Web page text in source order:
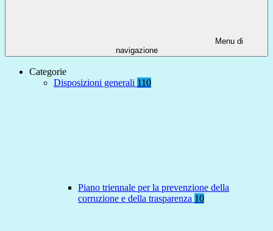
Menu di
navigazione
Categorie
Disposizioni generali 110
Piano triennale per la prevenzione della
corruzione e della trasparenza 10